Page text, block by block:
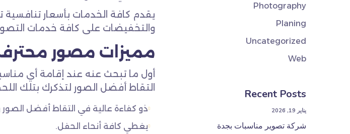
يقدم كافة الخدمات بأسعار تنافسية
والتخفيضات على كافة خدمات
مميزات مصور محترف
أول ما تبحث عنه عند إقامة أي
التقاط أفضل الصور لتذكرك بتلك
ذو كفاءة عالية في التقاط أفضل
يغطي كافة أنحاء الحفل.
Photography
Planing
Uncategorized
Web
Recent Posts
يناير 19, 2026
شركة تصوير مناسبات بجدة